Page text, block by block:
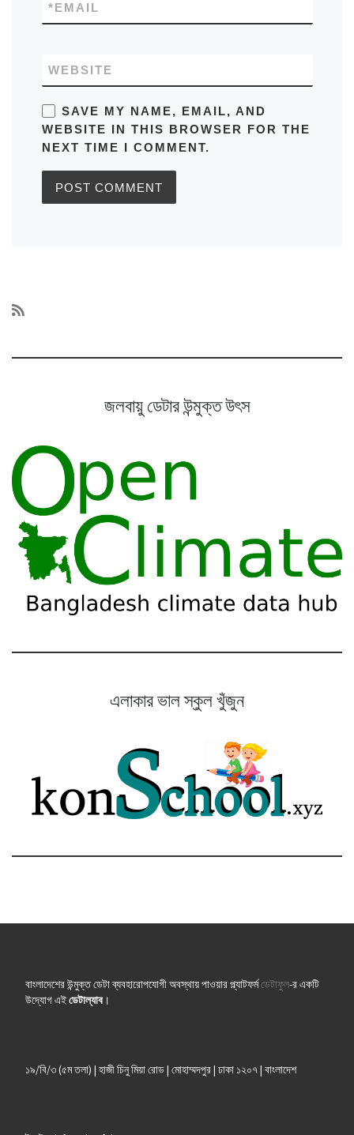
EMAIL
*
WEBSITE
SAVE MY NAME, EMAIL, AND
WEBSITE IN THIS BROWSER FOR THE
NEXT TIME I COMMENT.
জলবায়ু ডেটার উন্মুক্ত উৎস
এলাকার ভাল স্কুল খুঁজুন
বাংলাদেশের উন্মুক্ত ডেটা ব্যবহারোপযোগী অবস্থায় পাওয়ার প্ল্যাটফর্মডেটাফুল-র একটি
উদ্যোগ এইডেটাল্যাব।
১৯/বি/৩ (৫ম তলা) | হাজী চিনু মিয়া রোড | মোহাম্মদপুর | ঢাকা ১২০৭ | বাংলাদেশ